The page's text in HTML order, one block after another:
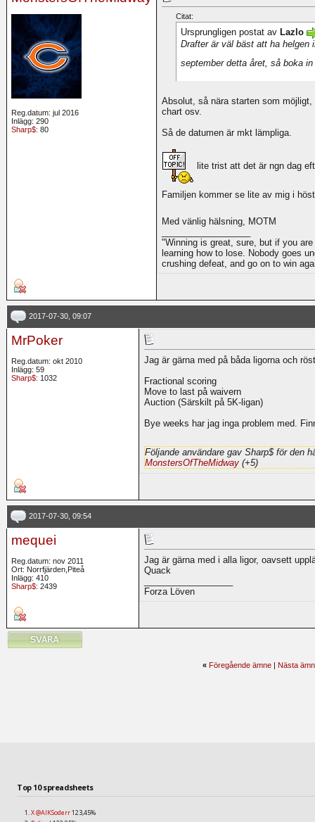
Reg.datum: jul 2016
Inlägg: 290
Sharp$: 80
Citat:
Ursprungligen postat av Lazlo
Drafter är väl bäst att ha helgen
september detta året, så boka
Absolut, så nära starten som
chart osv.
Så de datumen är mkt lämpliga.
lite trist att det är ngn dag
Familjen kommer se lite av mig i
Med vänlig hälsning, MOTM
"Winning is great, sure, but if you
learning how to lose. Nobody goes
crushing defeat, and go on to win
2017-07-30, 09:07
MrPoker
Reg.datum: okt 2010
Inlägg: 59
Sharp$: 1032
Jag är gärna med på båda ligorna och
Fractional scoring
Move to last på waivern
Auction (Särskilt på 5K-ligan)
Bye weeks har jag inga problem med.
Följande användare gav Sharp$ för den
MonstersOfTheMidway (+5)
2017-07-30, 09:54
mequei
Reg.datum: nov 2011
Ort: Norrfjärden,Piteå
Inlägg: 410
Sharp$: 2439
Jag är gärna med i alla ligor, oavsett
Quack
Forza Löven
« Föregående ämne| Nästa
Top 10 spreadsheets
X @AIKSoderr123,45%